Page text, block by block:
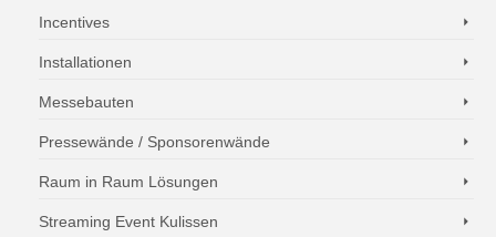
Incentives
Installationen
Messebauten
Pressewände / Sponsorenwände
Raum in Raum Lösungen
Streaming Event Kulissen